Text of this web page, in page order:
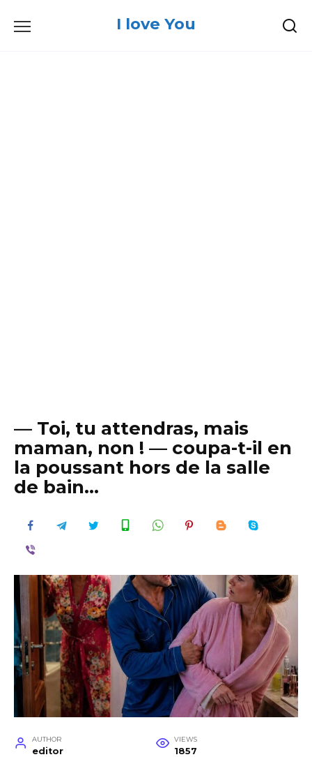
I love You
— Toi, tu attendras, mais
maman, non ! — coupa-t-il en
la poussant hors de la salle
de bain…
AUTHOR
editor
VIEWS
1857